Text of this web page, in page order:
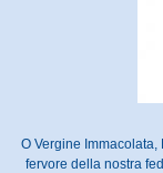
O Vergine
fervore della nostra